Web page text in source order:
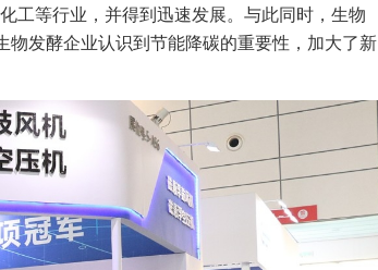
工等行业，并得到迅速发展。与此同时，生物
物发酵企业认识到节能降碳的重要性，加大了新